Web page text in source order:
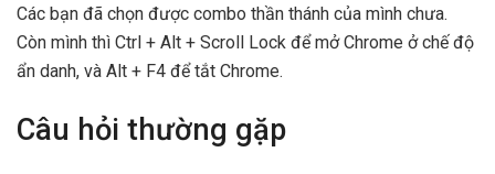
Các bạn đã chọn được combo thần thánh của mình chưa.
Còn mình thì Ctrl + Alt + Scroll Lock để mở Chrome ở chế độ
ẩn danh, và Alt + F4 để tắt Chrome.
Câu hỏi thường gặp